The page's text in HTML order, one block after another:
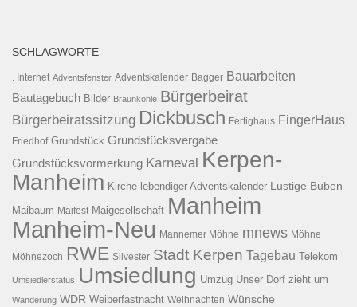
SCHLAGWORTE
. Internet Adventsfenster Adventskalender Bagger Bauarbeiten
Bautagebuch Bilder Braunkohle Bürgerbeirat
Bürgerbeiratssitzung Dickbusch Fertighaus FingerHaus
Friedhof Grundstück Grundstücksvergabe
Grundstücksvormerkung Karneval Kerpen-
Manheim Kirche lebendiger Adventskalender Lustige Buben
Maibaum Maifest Maigesellschaft Manheim
Manheim-Neu Mannemer Möhne mnews Möhne
Möhnezoch RWE Silvester Stadt Kerpen Tagebau Telekom
Umsiedlerstatus Umsiedlung Umzug Unser Dorf zieht um
Wanderung WDR Weiberfastnacht Weihnachten Wünsche